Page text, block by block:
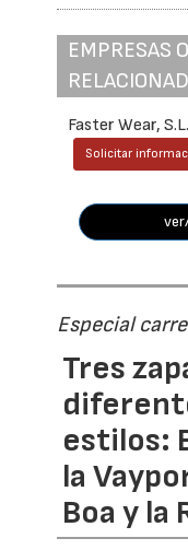
EMPRESAS
Faster Wear, S.L.
Solicitar
Especial
Tres
estilos:
la
Boa y la